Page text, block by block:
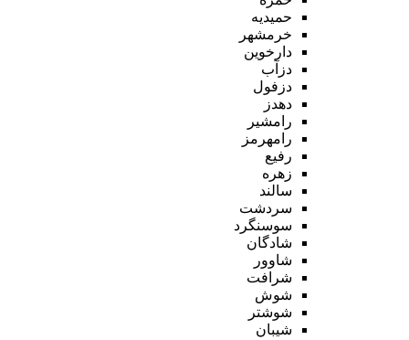
حمیدیه
خرمشهر
دارخوین
دزآب
دزفول
دهدز
رامشیر
رامهرمز
رفیع
زهره
سالند
سردشت
سوسنگرد
شادگان
شاوور
شرافت
شوش
شوشتر
شیبان